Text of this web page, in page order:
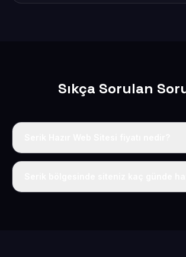
Sıkça Sorulan
Tek fiyat uygulanır: yıllık 50 USD + KDV.